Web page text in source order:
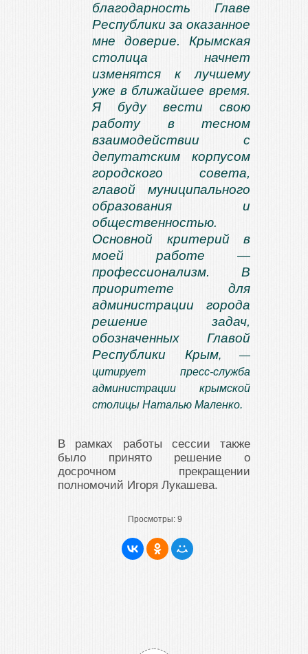
благодарность Главе
Республики за оказанное
мне доверие. Крымская
столица начнет
изменятся к лучшему
уже в ближайшее время.
Я буду вести свою
работу в тесном
взаимодействии с
депутатским корпусом
городского совета,
главой муниципального
образования и
общественностью.
Основной критерий в
моей работе —
профессионализм. В
приоритете для
администрации города
решение задач,
обозначенных Главой
Республики Крым, —
цитирует пресс-служба
администрации крымской
столицы Наталью Маленко.
В рамках работы сессии также
было принято решение о
досрочном прекращении
полномочий Игоря Лукашева.
Просмотры: 9